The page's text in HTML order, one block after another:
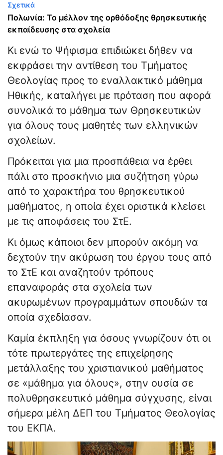
Σχετικά
Πολωνία: Το μέλλον της ορθόδοξης θρησκευτικής
εκπαίδευσης στα σχολεία
Κι ενώ το Ψήφισμα επιδιώκει δήθεν να
εκφράσει την αντίθεση του Τμήματος
Θεολογίας προς το εναλλακτικό μάθημα
Ηθικής, καταλήγει με πρόταση που αφορά
συνολικά το μάθημα των Θρησκευτικών
για όλους τους μαθητές των ελληνικών
σχολείων.
Πρόκειται για μια προσπάθεια να έρθει
πάλι στο προσκήνιο μια συζήτηση γύρω
από το χαρακτήρα του θρησκευτικού
μαθήματος, η οποία έχει οριστικά κλείσει
με τις αποφάσεις του ΣτΕ.
Κι όμως κάποιοι δεν μπορούν ακόμη να
δεχτούν την ακύρωση του έργου τους από
το ΣτΕ και αναζητούν τρόπους
επαναφοράς στα σχολεία των
ακυρωμένων προγραμμάτων σπουδών τα
οποία σχεδίασαν.
Καμία έκπληξη για όσους γνωρίζουν ότι οι
τότε πρωτεργάτες της επιχείρησης
μετάλλαξης του χριστιανικού μαθήματος
σε «μάθημα για όλους», στην ουσία σε
πολυθρησκευτικό μάθημα σύγχυσης, είναι
σήμερα μέλη ΔΕΠ του Τμήματος Θεολογίας
του ΕΚΠΑ.